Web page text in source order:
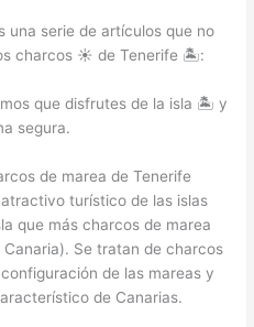
una serie de artículos que no
charcos ☀️ de Tenerife 🏝️:
que disfrutes de la isla 🏝️ y
segura.
de marea de Tenerife
turístico de las islas
que más charcos de marea
Se tratan de charcos
de las mareas y
de Canarias.